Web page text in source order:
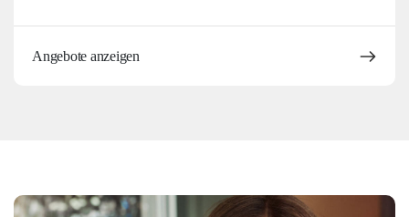
Angebote anzeigen